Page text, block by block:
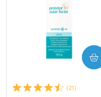
(21)
COMPRAR